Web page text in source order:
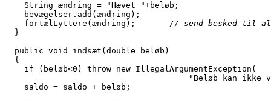
    String ændring = "Hævet "+beløb;
    bevægelser.add(ændring);
    fortælLyttere(ændring);
// send besked til
  }
  public void indsæt(double beløb)
  {
    if (beløb<0) throw new IllegalArgumentException(
"Beløb kan ikke
    saldo = saldo + beløb;